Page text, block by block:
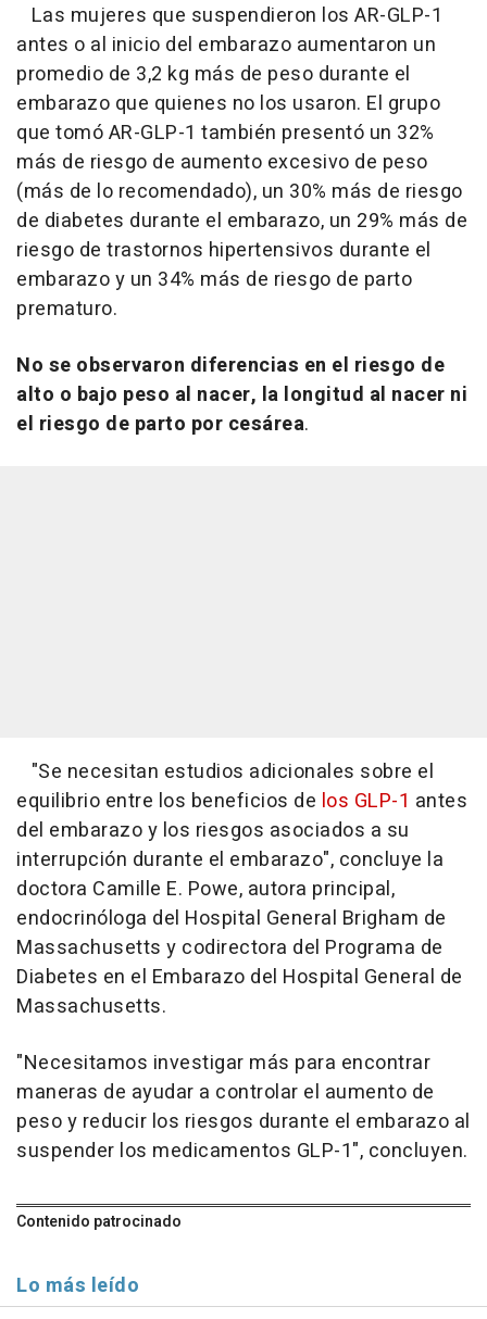
Las mujeres que suspendieron los AR-GLP-1
antes o al inicio del embarazo aumentaron un
promedio de 3,2 kg más de peso durante el
embarazo que quienes no los usaron. El grupo
que tomó AR-GLP-1 también presentó un 32%
más de riesgo de aumento excesivo de peso
(más de lo recomendado), un 30% más de riesgo
de diabetes durante el embarazo, un 29% más de
riesgo de trastornos hipertensivos durante el
embarazo y un 34% más de riesgo de parto
prematuro.
No se observaron diferencias en el riesgo de
alto o bajo peso al nacer, la longitud al nacer ni
el riesgo de parto por cesárea.
"Se necesitan estudios adicionales sobre el
equilibrio entre los beneficios de los GLP-1 antes
del embarazo y los riesgos asociados a su
interrupción durante el embarazo", concluye la
doctora Camille E. Powe, autora principal,
endocrinóloga del Hospital General Brigham de
Massachusetts y codirectora del Programa de
Diabetes en el Embarazo del Hospital General de
Massachusetts.
"Necesitamos investigar más para encontrar
maneras de ayudar a controlar el aumento de
peso y reducir los riesgos durante el embarazo al
suspender los medicamentos GLP-1", concluyen.
Contenido patrocinado
Lo más leído